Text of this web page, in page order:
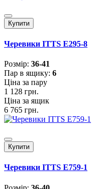
Купити
Черевики ITTS E295-8
Розмiр: 36-41
Пар в ящику: 6
Ціна за пару
1 128 грн.
Ціна за ящик
6 765 грн.
Купити
Черевики ITTS E759-1